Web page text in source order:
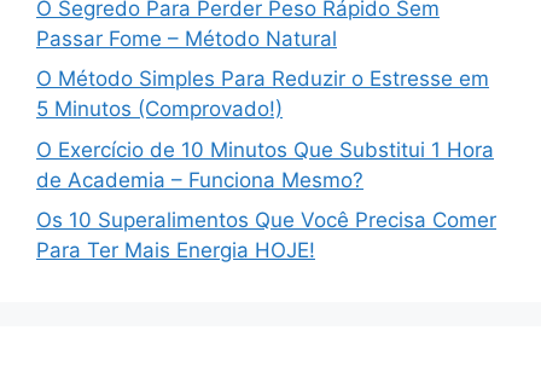
O Segredo Para Perder Peso Rápido Sem
Passar Fome – Método Natural
O Método Simples Para Reduzir o Estresse em
5 Minutos (Comprovado!)
O Exercício de 10 Minutos Que Substitui 1 Hora
de Academia – Funciona Mesmo?
Os 10 Superalimentos Que Você Precisa Comer
Para Ter Mais Energia HOJE!